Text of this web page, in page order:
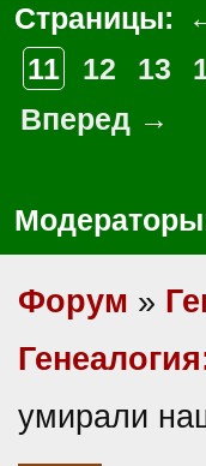
Страницы:
11
12 13
Вперед →
Форум »
умирали